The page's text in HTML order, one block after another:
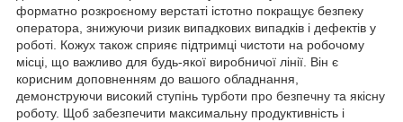
форматно розкроєному верстаті істотно покращує безпеку
оператора, знижуючи ризик випадкових випадків і дефектів у
роботі. Кожух також сприяє підтримці чистоти на робочому
місці, що важливо для будь-якої виробничої лінії. Він є
корисним доповненням до вашого обладнання,
демонструючи високий ступінь турботи про безпечну та якісну
роботу. Щоб забезпечити максимальну продуктивність і